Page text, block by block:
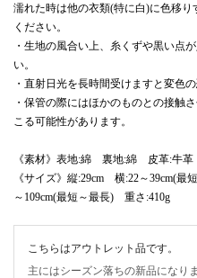
濡れた時は他の衣類(特に白)に色移
ください。
・生地の風合い上、糸くずや黒い点
い。
・直射日光を長時間受けますと変色の
・保管の際にはほかのものとの接触
こる可能性があります。
《素材》表地:綿 裏地:綿 皮革:牛革
《サイズ》縦:29cm 横:22～39cm(
～109cm(最短～最長) 重さ:410g
こちらはアウトレット品です。
主にはシーズン落ちの新品になり